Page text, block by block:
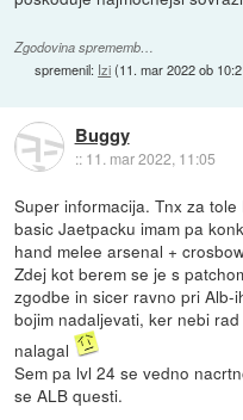
Zgodovina sprememb…
spremenil: Izi(11. mar 2022 ob
Buggy
:: 11. mar 2022, 11:05
Super informacija. Tnx za
basic Jaetpacku imam pa
hand melee arsenal +
Zdej kot berem se je s
zgodbe in sicer ravno pri Alb-
bojim nadaljevati, ker nebi
nalagal
Sem pa lvl 24 se vedno
se ALB questi.